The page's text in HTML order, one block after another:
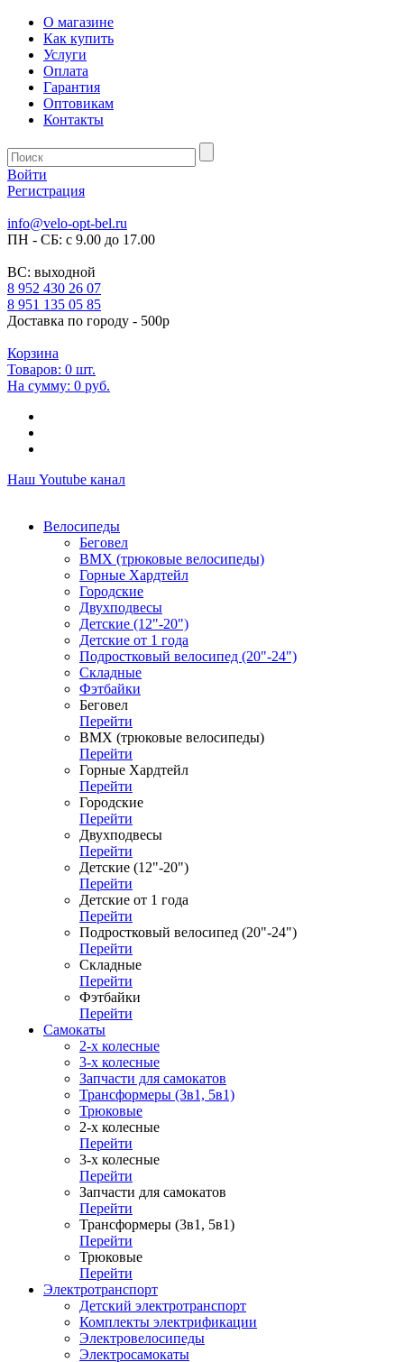
О магазине
Как купить
Услуги
Оплата
Гарантия
Оптовикам
Контакты
Войти
Регистрация
info@velo-opt-bel.ru
ПН - СБ: с 9.00 до 17.00
ВС: выходной
8 952 430 26 07
8 951 135 05 85
Доставка по городу - 500р
Корзина
Товаров: 0 шт.
На сумму: 0 руб.
Наш Youtube канал
Велосипеды
Беговел
ВМХ (трюковые велосипеды)
Горные Хардтейл
Городские
Двухподвесы
Детские (12"-20")
Детские от 1 года
Подростковый велосипед (20"-24")
Складные
Фэтбайки
Беговел
Перейти
ВМХ (трюковые велосипеды)
Перейти
Горные Хардтейл
Перейти
Городские
Перейти
Двухподвесы
Перейти
Детские (12"-20")
Перейти
Детские от 1 года
Перейти
Подростковый велосипед (20"-24")
Перейти
Складные
Перейти
Фэтбайки
Перейти
Самокаты
2-х колесные
3-х колесные
Запчасти для самокатов
Трансформеры (3в1, 5в1)
Трюковые
2-х колесные
Перейти
3-х колесные
Перейти
Запчасти для самокатов
Перейти
Трансформеры (3в1, 5в1)
Перейти
Трюковые
Перейти
Электротранспорт
Детский электротранспорт
Комплекты электрификации
Электровелосипеды
Электросамокаты